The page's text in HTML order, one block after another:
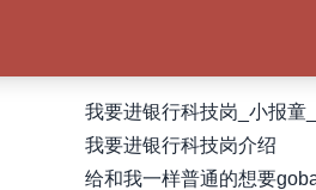
我要进银行科技岗_小报童_
我要进银行科技岗介绍
给和我一样普通的想要